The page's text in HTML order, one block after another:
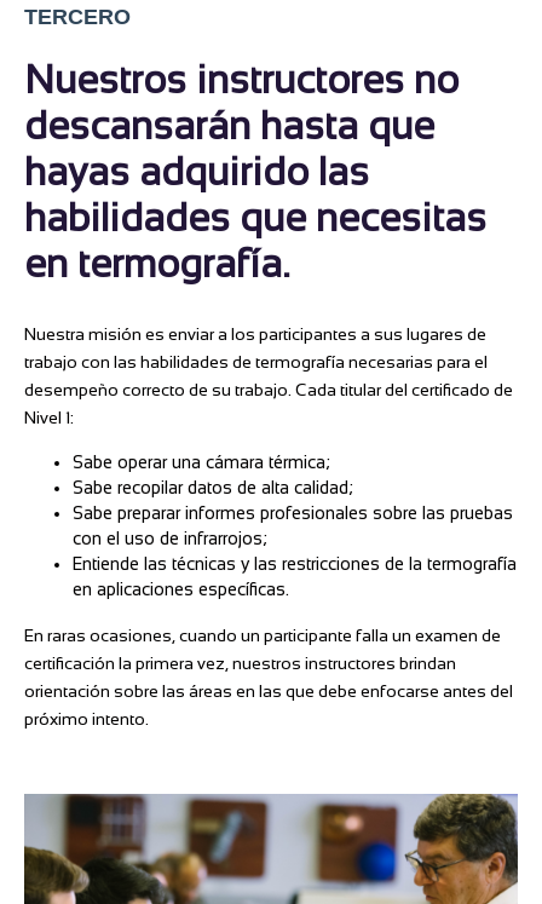
TERCERO
Nuestros instructores no
descansarán hasta que
hayas adquirido las
habilidades que necesitas
en termografía.
Nuestra misión es enviar a los participantes a sus lugares de
trabajo con las habilidades de termografía necesarias para el
desempeño correcto de su trabajo. Cada titular del certificado de
Nivel 1:
Sabe operar una cámara térmica;
Sabe recopilar datos de alta calidad;
Sabe preparar informes profesionales sobre las pruebas
con el uso de infrarrojos;
Entiende las técnicas y las restricciones de la termografía
en aplicaciones específicas.
En raras ocasiones, cuando un participante falla un examen de
certificación la primera vez, nuestros instructores brindan
orientación sobre las áreas en las que debe enfocarse antes del
próximo intento.